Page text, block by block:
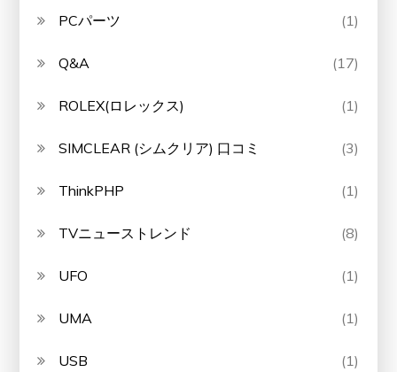
PCパーツ (1)
Q&A (17)
ROLEX(ロレックス) (1)
SIMCLEAR (シムクリア) 口コミ (3)
ThinkPHP (1)
TVニューストレンド (8)
UFO (1)
UMA (1)
USB (1)